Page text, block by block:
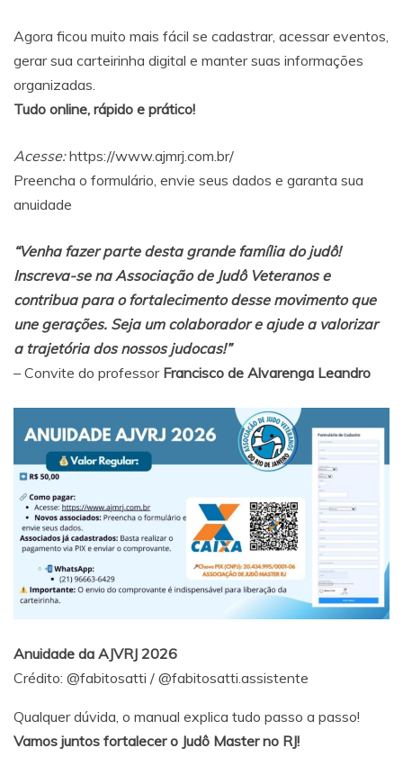
Agora ficou muito mais fácil se cadastrar, acessar eventos,
gerar sua carteirinha digital e manter suas informações
organizadas.
Tudo online, rápido e prático!
Acesse: https://www.ajmrj.com.br/
Preencha o formulário, envie seus dados e garanta sua
anuidade
“Venha fazer parte desta grande família do judô!
Inscreva-se na Associação de Judô Veteranos e
contribua para o fortalecimento desse movimento que
une gerações. Seja um colaborador e ajude a valorizar
a trajetória dos nossos judocas!”
– Convite do professor Francisco de Alvarenga Leandro
Anuidade da AJVRJ 2026
Crédito: @fabitosatti / @fabitosatti.assistente
Qualquer dúvida, o manual explica tudo passo a passo!
Vamos juntos fortalecer o Judô Master no RJ!